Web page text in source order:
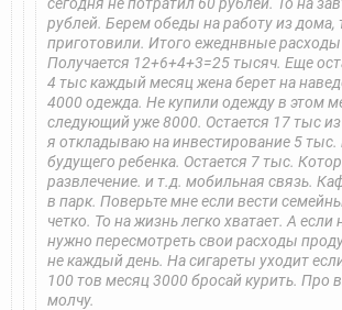
рублей. Берем обеды на работу из дома,
приготовили. Итого ежеднвные
Получается 12+6+4+3=25 тысяч. Еще
4 тыс каждый месяц жена берет на
4000 одежда. Не купили одежду в этом
следующий уже 8000. Остается 17 тыс
я откладываю на инвестирование 5 тыс.
будущего ребенка. Остается 7 тыс.
развлечение. и т.д. мобильная связь.
в парк. Поверьте мне если вести
четко. То на жизнь легко хватает. А если
нужно пересмотреть свои расходы
не каждый день. На сигареты уходит
100 тов месяц 3000 бросай курить. Про
молчу.